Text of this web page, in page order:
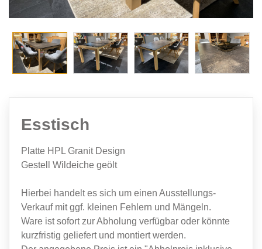
Esstisch
Platte HPL Granit Design
Gestell Wildeiche geölt
Hierbei handelt es sich um einen Ausstellungs-
Verkauf mit ggf. kleinen Fehlern und Mängeln.
Ware ist sofort zur Abholung verfügbar oder könnte
kurzfristig geliefert und montiert werden.